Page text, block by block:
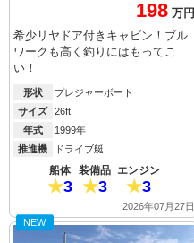
198 万円
希少リヤドア付きキャビン！ブル
ワークも高く釣りにはもってこ
い！
形状
プレジャーボート
サイズ
26ft
年式
1999年
推進機
ドライブ艇
船体
3
装備品
3
エンジン
3
2026年07月27日
NEW